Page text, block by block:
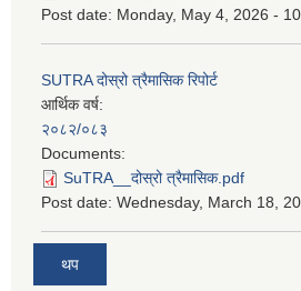
Post date: Monday, May 4, 2026 -
SUTRA दोस्रो त्रैमासिक रिपोर्ट
आर्थिक वर्ष:
२०८२/०८३
Documents:
SuTRA__दोस्रो त्रैमासिक.pdf
Post date: Wednesday, March 18,
थप